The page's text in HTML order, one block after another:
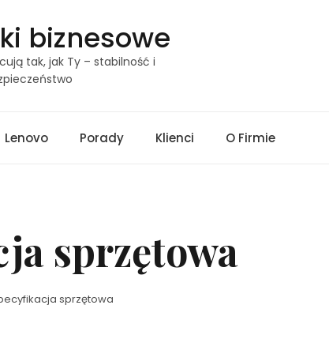
biznesowe
tak, jak Ty – stabilność i
Lenovo Porady Klienci O Firmie
sprzętowa
sprzętowa